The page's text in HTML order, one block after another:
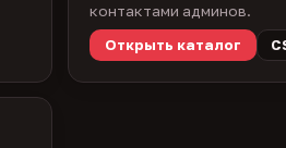
контактами админов.
Открыть каталог